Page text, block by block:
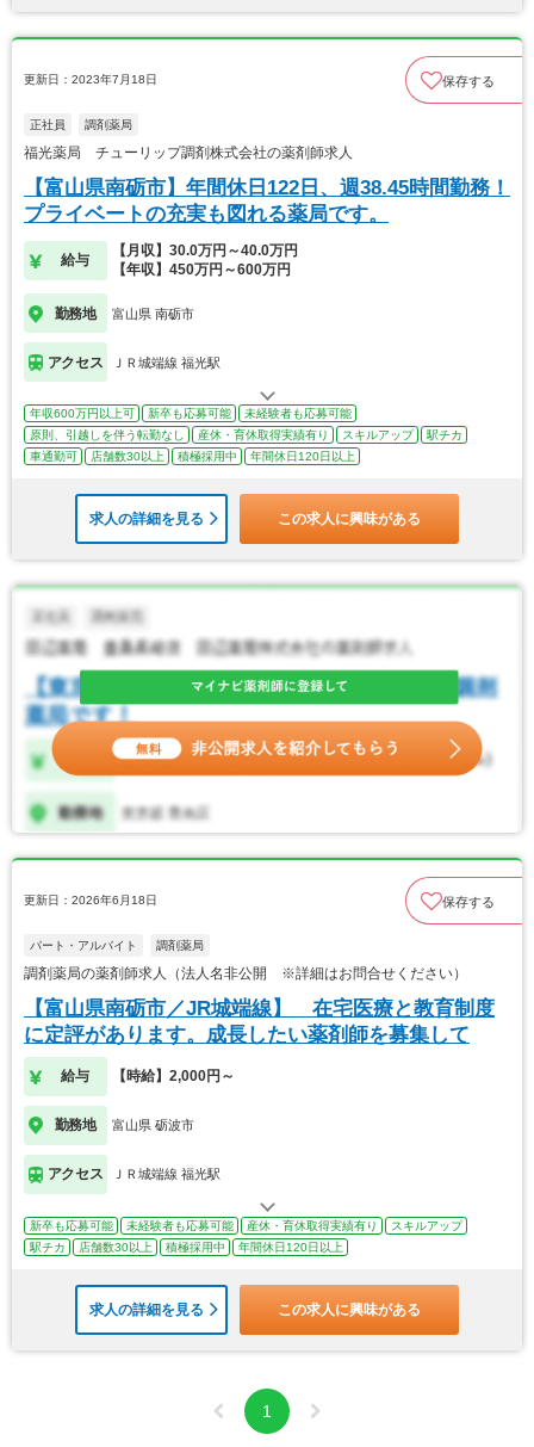
更新日：2023年7月18日 保存する
正社員 調剤薬局
福光薬局 チューリップ調剤株式会社の薬剤師求人
【富山県南砺市】年間休日122日、週38.45時間勤務！
プライベートの充実も図れる薬局です。
給与
【月収】30.0万円～40.0万円
【年収】450万円～600万円
勤務地 富山県 南砺市
アクセス ＪＲ城端線 福光駅
年収600万円以上可 新卒も応募可能
未経験者も応募可能
原則、引越しを伴う転勤なし
産休・育休取得実績有り スキルアップ
駅チカ
車通勤可
店舗数30以上 積極採用中 年間休日120日以上
求人の詳細を見る この求人に興味がある
更新日：2026年6月18日 保存する
パート・アルバイト 調剤薬局
調剤薬局の薬剤師求人（法人名非公開 ※詳細はお問合せください）
【富山県南砺市／JR城端線】 在宅医療と教育制度
に定評があります。成長したい薬剤師を募集して
給与 【時給】2,000円～
勤務地 富山県 砺波市
アクセス ＪＲ城端線 福光駅
新卒も応募可能 未経験者も応募可能 産休・育休取得実績有り
スキルアップ
駅チカ
店舗数30以上 積極採用中 年間休日120日以上
求人の詳細を見る この求人に興味がある
1